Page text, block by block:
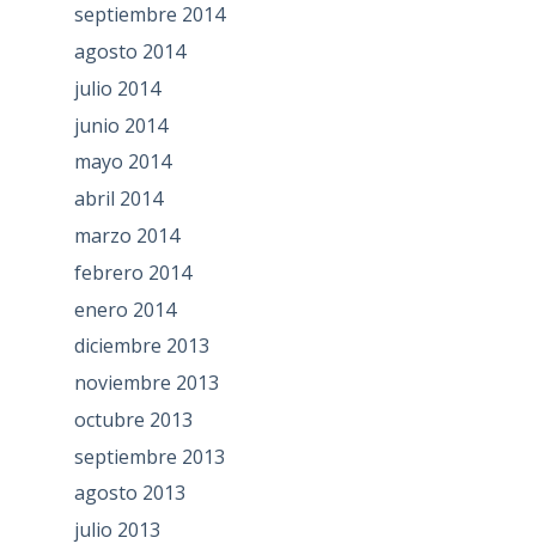
septiembre 2014
agosto 2014
julio 2014
junio 2014
mayo 2014
abril 2014
marzo 2014
febrero 2014
enero 2014
diciembre 2013
noviembre 2013
octubre 2013
septiembre 2013
agosto 2013
julio 2013